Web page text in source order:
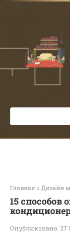
Перейти
Поиск:
Главная » Дизайн
15 способов
Опубликовано: 27